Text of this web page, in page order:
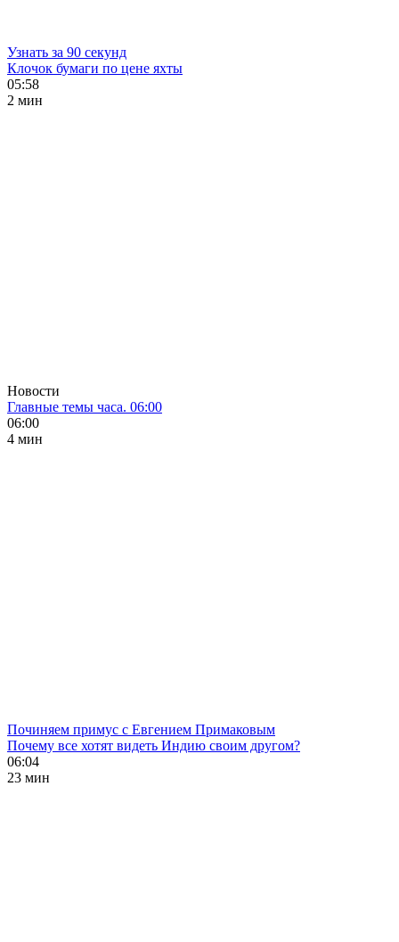
Узнать за 90 секунд
Клочок бумаги по цене яхты
05:58
2 мин
Новости
Главные темы часа. 06:00
06:00
4 мин
Починяем примус с Евгением Примаковым
Почему все хотят видеть Индию своим другом?
06:04
23 мин